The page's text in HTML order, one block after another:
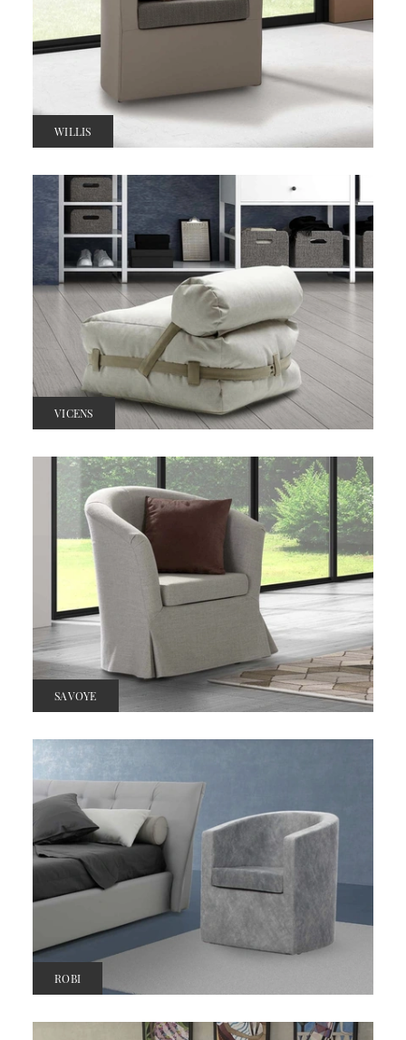
WILLIS
VICENS
SAVOYE
ROBI